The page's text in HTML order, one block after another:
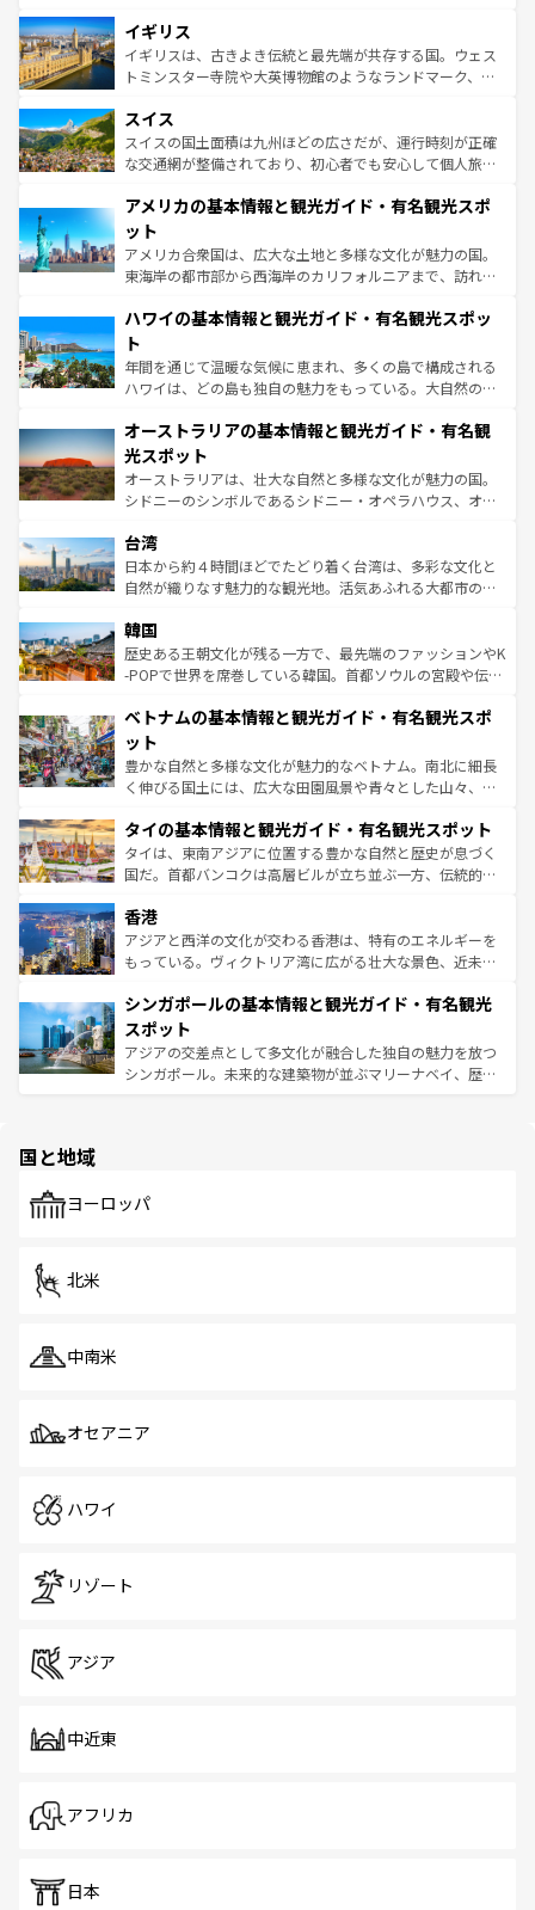
香り高いラベンダー畑など、多彩な楽しみ方が可能だ。さ
らに、パリ以外の地域にも魅力が溢れており、どの街角に
も豊かな歴史と文化が息づいている。パリ以外の個性あふ
を参照してほしい。
顔を持つこの国は、どこを歩いても飽きることがない。ベ
ルリンの文化的活気、バイエルン州のアルプスの絶景、そ
してライン川沿いのワイン畑といった風景は必見。ビール
は、お酒好きな人にはぜひ体験してほしい。 なお、新着の
ドイツ情報はコンテンツ一覧を参照してほしい。
イギリス
イギリスは、古きよき伝統と最先端が共存する国。ウェス
トミンスター寺院や大英博物館のようなランドマーク、歴
リアごとに異なる魅力がある。また、優雅なアフタヌーン
ティー、ビール好きにはたまらない英国パブ、サッカー観
戦など、本場だからこそできる体験も豊富。イギリスを旅
ンツ一覧を参照してほしい。
スイス
スイスの国土面積は九州ほどの広さだが、運行時刻が正確
な交通網が整備されており、初心者でも安心して個人旅行
の建物がそのまま残る町や、スイスならではのユニークな
博物館もあり、アルプス観光だけでなく町歩きも満喫する
ことができる。国民の所得が高いため物価も高いが、旅行
者向けの交通パス提供のサービスもあり、うまく活用すれ
着のスイス情報はコンテンツ一覧を参照してほしい。
アメリカの基本情報と観光ガイド・有名観光スポ
ット
アメリカ合衆国は、広大な土地と多様な文化が魅力の国。
東海岸の都市部から西海岸のカリフォルニアまで、訪れる
のような巨大都市は、観光、ショッピング、エンターテイ
ンメントが詰まった刺激的なスポットだ。一方、アメリカ
西部には大自然が広がり、グランドキャニオンやイエロー
ストーン国立公園といった絶景が堪能できる。さらに、南
文化が魅力。旅行者はアメリカの各地域で異なる魅力を楽
しみながら、その多様性と豊かな歴史を感じることができ
るだろう。車でのロードトリップや列車の旅も、アメリカ
ならではの贅沢な旅のスタイルだ。 なお、新着のアメリカ
情報は コンテンツ一覧 を参照してほしい。
ハワイの基本情報と観光ガイド・有名観光スポッ
ト
年間を通じて温暖な気候に恵まれ、多くの島で構成される
ハワイは、どの島も独自の魅力をもっている。大自然の神
ワイ島は見逃せない。また、定番の観光地といえばオアフ
島だが、静かな自然を求めるならマウイ島やカウアイ島が
おすすめ。エメラルドグリーンに輝く海をはじめ、豊かな
文化や歴史が息づいている。「アロハスピリット」と呼ば
人々、おいしいローカルフードやハワイアンミュージッ
ク、伝統的なフラダンスなど、すべてがハワイの魅力を彩
っている。訪れるたびに新しい発見と感動が待っているハ
はコンテンツ一覧
オーストラリアの基本情報と観光ガイド・有名観
光スポット
オーストラリアは、壮大な自然と多様な文化が魅力の国。
シドニーのシンボルであるシドニー・オペラハウス、オー
リアリーフや大陸中央部にそびえるウルル（エアーズロッ
ク）、タスマニアの美しい原生林やケアンズの熱帯雨林な
ど、見どころがたくさん。また、カフェやワイン、オージ
いる。アクティビティも充実しており、サーフィンやダイ
ビング、ハイキングなど、アウトドア好きにはたまらな
い。オーストラリアの多彩な魅力を存分に味わいつくそ
参照してほしい。
台湾
日本から約４時間ほどでたどり着く台湾は、多彩な文化と
自然が織りなす魅力的な観光地。活気あふれる大都市の台
ン）、静ひつな山岳地帯である台湾東部など、都市の喧騒
と山間の静けさが共存しており、訪れる人に新しい発見と
驚きをもたらしてくれる。また、奥深い台湾の食文化も魅
容にもいいと評判のスイーツなど、バラエティ豊かな料理
照してほしい。
韓国
歴史ある王朝文化が残る一方で、最先端のファッションやK
-POPで世界を席巻している韓国。首都ソウルの宮殿や伝統
き、地方に足を延ばせば四季折々の自然美を楽しむことが
できる。そして、キムチや焼肉、絶品のストリートフード
まで、さまざまな韓国料理が待っている。夜には、韓国な
らではのナイトライフも堪能できる。あたたかいホスピタ
わってみてほしい。 なお、新着の韓国情報はコンテンツ一
覧 を参照してほしい。
ベトナムの基本情報と観光ガイド・有名観光スポ
ット
豊かな自然と多様な文化が魅力的なベトナム。南北に細長
く伸びる国土には、広大な田園風景や青々とした山々、世
急速な発展と共に伝統が息づく。ハノイの古い町並みやホ
ーチミン市のフランス統治時代の建物も、独特の雰囲気を
醸し出している。また、バラエティの豊かさとおいしさで
とつ。フォーやバインミー、ベトナムコーヒーなどは、ぜ
ひ現地で味わいたい。どの地域を訪れてもあたたかい人々
が旅行者を迎えてくれるので、きっと忘れられない旅にな
参照してほしい。
タイの基本情報と観光ガイド・有名観光スポット
タイは、東南アジアに位置する豊かな自然と歴史が息づく
国だ。首都バンコクは高層ビルが立ち並ぶ一方、伝統的な
の活気が交差している。北部ではチェンマイなどの山岳地
帯で自然と触れ合い、南部ではプーケットやクラビの美し
いビーチでリゾート気分を楽しむことができる。タイ料理
激する。気候は一年中温暖で、どの季節にも異なる楽しみ
が待っている。親しみやすいタイの人々、仏教を中心とし
た文化、そして多様な観光資源が、訪れる旅人を魅了し続
ける。 なお、新着のタイ情報はコンテンツ一覧を参照して
香港
アジアと西洋の文化が交わる香港は、特有のエネルギーを
もっている。ヴィクトリア湾に広がる壮大な景色、近未来
み、どこを訪れても感動するはず。観光スポットが密集し
ており、効率よく見どころを回れるのも魅力。息をのむよ
うな絶景から文化的な体験まで、香港を存分に楽しみ尽く
そう。 なお、新着の香港情報はコンテンツ一覧を参照して
シンガポールの基本情報と観光ガイド・有名観光
スポット
アジアの交差点として多文化が融合した独自の魅力を放つ
シンガポール。未来的な建築物が並ぶマリーナベイ、歴史
で、ホーカーズは地元の風情を楽しめる外せないスポット
国と地域
ヨーロッパ
北米
中南米
オセアニア
ハワイ
リゾート
アジア
中近東
アフリカ
日本